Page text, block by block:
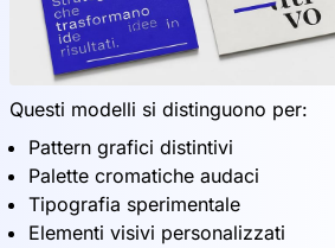
Questi modelli si distinguono per:
Pattern grafici distintivi
Palette cromatiche audaci
Tipografia sperimentale
Elementi visivi personalizzati